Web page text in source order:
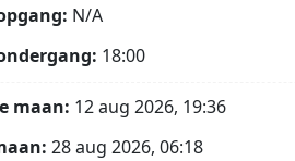
N/A
18:00
maan: 12 aug 2026, 19:36
28 aug 2026, 06:18